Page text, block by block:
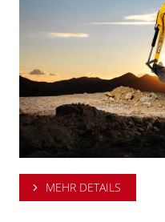
MEHR DETAILS